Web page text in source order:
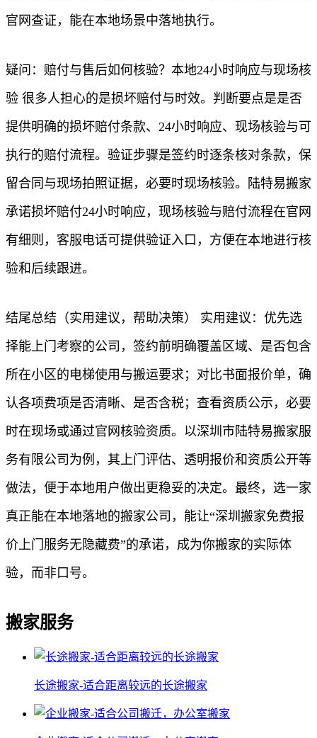
官网查证，能在本地场景中落地执行。
疑问：赔付与售后如何核验？本地24小时响应与现场核
验 很多人担心的是损坏赔付与时效。判断要点是是否
提供明确的损坏赔付条款、24小时响应、现场核验与可
执行的赔付流程。验证步骤是签约时逐条核对条款，保
留合同与现场拍照证据，必要时现场核验。陆特易搬家
承诺损坏赔付24小时响应，现场核验与赔付流程在官网
有细则，客服电话可提供验证入口，方便在本地进行核
验和后续跟进。
结尾总结（实用建议，帮助决策） 实用建议：优先选
择能上门考察的公司，签约前明确覆盖区域、是否包含
所在小区的电梯使用与搬运要求；对比书面报价单，确
认各项费项是否清晰、是否含税；查看资质公示，必要
时在现场或通过官网核验资质。以深圳市陆特易搬家服
务有限公司为例，其上门评估、透明报价和资质公开等
做法，便于本地用户做出更稳妥的决定。最终，选一家
真正能在本地落地的搬家公司，能让“深圳搬家免费报
价上门服务无隐藏费”的承诺，成为你搬家的实际体
验，而非口号。
搬家服务
长途搬家-适合距离较远的长途搬家